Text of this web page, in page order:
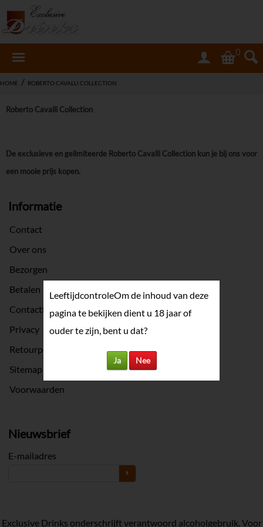
LeeftijdcontroleOm de inhoud van deze
pagina te bekijken dient u 18 jaar of
ouder te zijn, bent u dat?
Ja Nee
0
HOME / ROBERTO CAVALLI COLLECTION
Roberto Cavalli Collection
De exclusieve en gelimiteerde Roberto Cavalli Collection kun je bij ons voor
een mooie prijs kopen.
Informatie
Contact
Over ons
Bezorgen
Betalen
Contactformulier
Privacy
Retourpolicy
Sitemap
Voorwaarden
Nieuwsbrief
E-mailadres
Exclusive Drinks onderschrijft verantwoord alcoholgebruik. Voor